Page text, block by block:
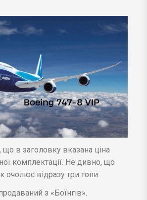
що в заголовку вказана ціна
комплектації. Не дивно, що
очолює відразу три топи:
з «Боїнгів».